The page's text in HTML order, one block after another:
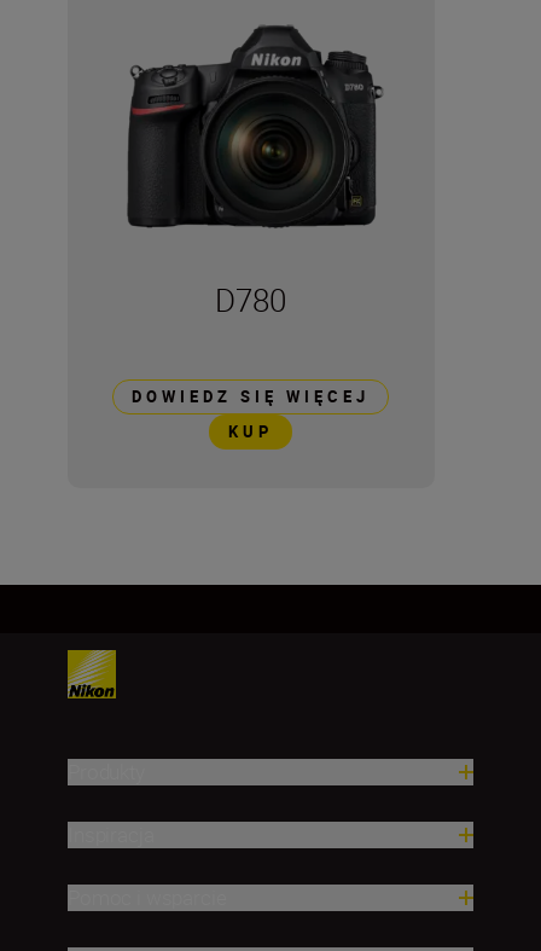
D780
DOWIEDZ SIĘ WIĘCEJ
KUP